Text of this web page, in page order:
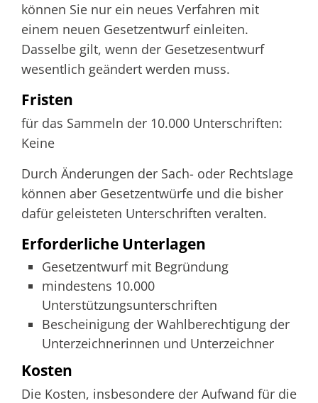
können Sie nur ein neues Verfahren mit
einem neuen Gesetzentwurf einleiten.
Dasselbe gilt, wenn der Gesetzesentwurf
wesentlich geändert werden muss.
Fristen
für das Sammeln der 10.000 Unterschriften:
Keine
Durch Änderungen der Sach- oder Rechtslage
können aber Gesetzentwürfe und die bisher
dafür geleisteten Unterschriften veralten.
Erforderliche Unterlagen
Gesetzentwurf mit Begründung
mindestens 10.000
Unterstützungsunterschriften
Bescheinigung der Wahlberechtigung der
Unterzeichnerinnen und Unterzeichner
Kosten
Die Kosten, insbesondere der Aufwand für die